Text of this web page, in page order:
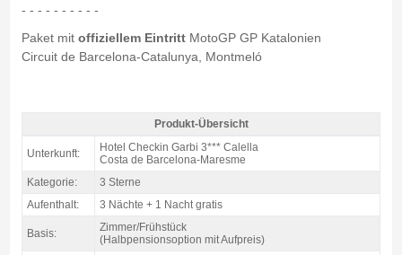
- - - - - - - - - -
Paket mit offiziellem EintrittMotoGP GP Katalonien
Circuit de Barcelona-Catalunya, Montmeló
Pack Costa motogp Katalonien, Hotel Garbi Calella 3* / 3 Nächte Z/F -
Produkt-Übersicht
Produkt-Übersicht
Unterkunft:
Hotel Checkin Garbi 3*** Calella
Costa de Barcelona-Maresme
Kategorie:
3 Sterne
Aufenthalt:
3 Nächte + 1 Nacht gratis
Basis:
Zimmer/Frühstück
(Halbpensionsoption mit Aufpreis)